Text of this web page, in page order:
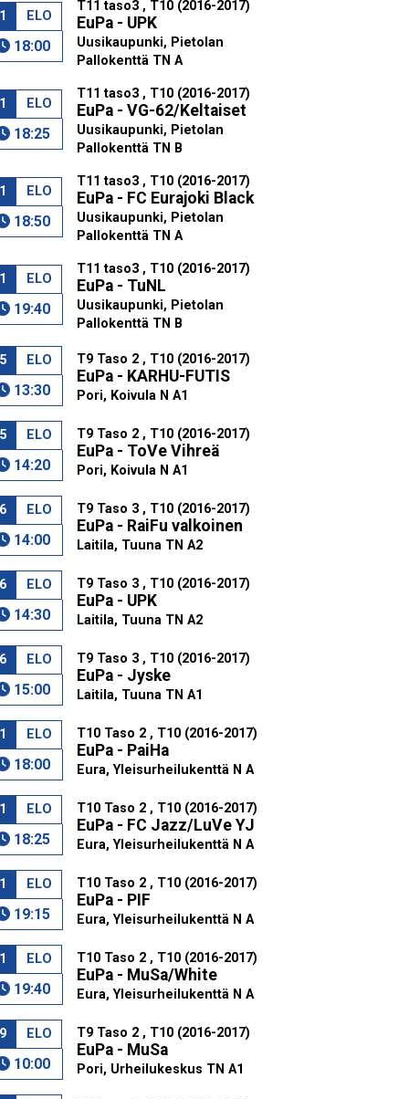
ELO
18:00
T11 taso3 , T10 (2016-2017)
EuPa - UPK
Uusikaupunki, Pietolan
Pallokenttä TN A
ELO
18:25
T11 taso3 , T10 (2016-2017)
EuPa - VG-62/Keltaiset
Uusikaupunki, Pietolan
Pallokenttä TN B
ELO
18:50
T11 taso3 , T10 (2016-2017)
EuPa - FC Eurajoki Black
Uusikaupunki, Pietolan
Pallokenttä TN A
ELO
19:40
T11 taso3 , T10 (2016-2017)
EuPa - TuNL
Uusikaupunki, Pietolan
Pallokenttä TN B
ELO
13:30
T9 Taso 2 , T10 (2016-2017)
EuPa - KARHU-FUTIS
Pori, Koivula N A1
ELO
14:20
T9 Taso 2 , T10 (2016-2017)
EuPa - ToVe Vihreä
Pori, Koivula N A1
ELO
14:00
T9 Taso 3 , T10 (2016-2017)
EuPa - RaiFu valkoinen
Laitila, Tuuna TN A2
ELO
14:30
T9 Taso 3 , T10 (2016-2017)
EuPa - UPK
Laitila, Tuuna TN A2
ELO
15:00
T9 Taso 3 , T10 (2016-2017)
EuPa - Jyske
Laitila, Tuuna TN A1
ELO
18:00
T10 Taso 2 , T10 (2016-2017)
EuPa - PaiHa
Eura, Yleisurheilukenttä N A
ELO
18:25
T10 Taso 2 , T10 (2016-2017)
EuPa - FC Jazz/LuVe YJ
Eura, Yleisurheilukenttä N A
ELO
19:15
T10 Taso 2 , T10 (2016-2017)
EuPa - PIF
Eura, Yleisurheilukenttä N A
ELO
19:40
T10 Taso 2 , T10 (2016-2017)
EuPa - MuSa/White
Eura, Yleisurheilukenttä N A
ELO
10:00
T9 Taso 2 , T10 (2016-2017)
EuPa - MuSa
Pori, Urheilukeskus TN A1